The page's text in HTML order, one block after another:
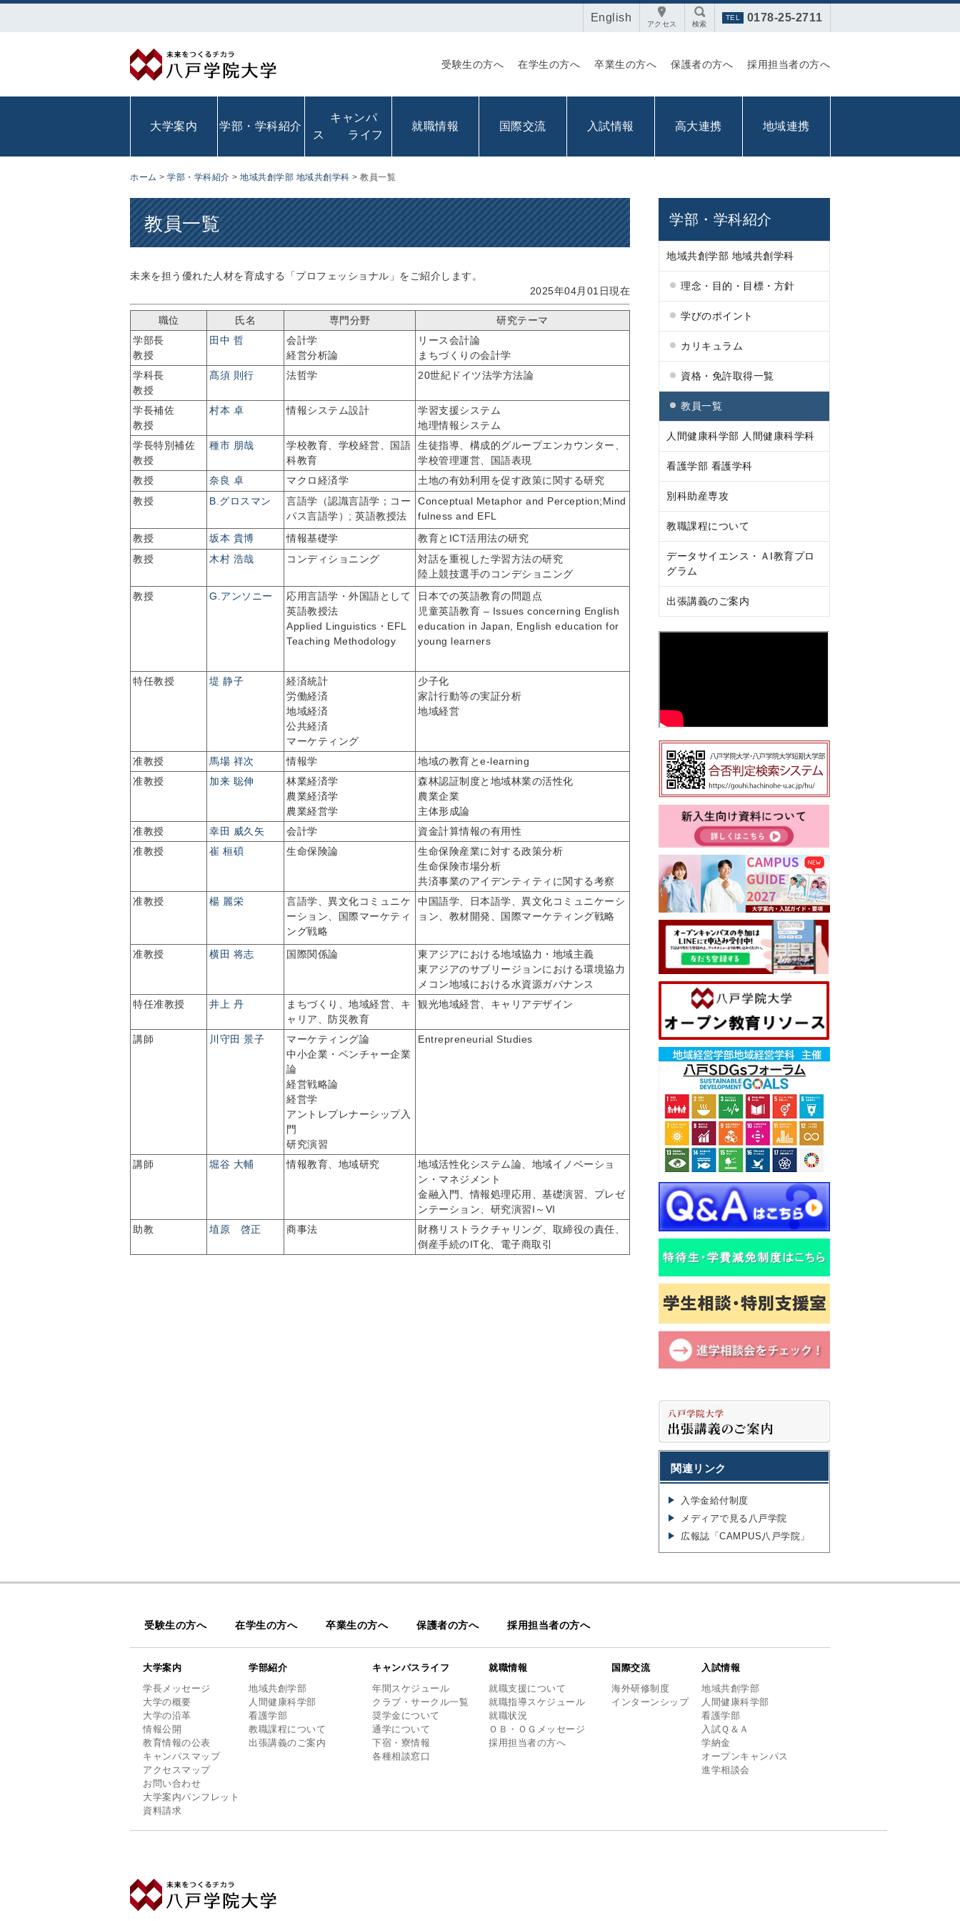
0178-25-2711
検索
English
アクセス
受験生の方へ 在学生の方へ 卒業生の方へ 保護者の方へ 採用担当者の方へ
大学案内 学部・学科紹介
キャンパ
ス ライフ
就職情報 国際交流 入試情報 高大連携 地域連携
ホーム > 学部・学科紹介 > 地域共創学部 地域共創学科 > 教員一覧
教員一覧
未来を担う優れた人材を育成する「プロフェッショナル」をご紹介します。
2025年04月01日現在
職位 氏名 専門分野
研究テーマ
学部長
教授
田中 哲
会計学
経営分析論
リース会計論
まちづくりの会計学
学科長
教授
髙須 則行 法哲学 20世紀ドイツ法学方法論
学長補佐
教授
村本 卓 情報システム設計
学習支援システム
地理情報システム
学長特別補佐
教授
種市 朋哉
学校教育、学校経営、国語
科教育
生徒指導、構成的グループエンカウンター、
学校管理運営、国語表現
教授
奈良 卓 マクロ経済学
土地の有効利用を促す政策に関する研究
教授
B.グロスマン
言語学（認識言語学；コー
パス言語学）; 英語教授法
Conceptual Metaphor and Perception;Mind
fulness and EFL
教授
坂本 貴博 情報基礎学
教育とICT活用法の研究
教授
木村 浩哉 コンディショニング
対話を重視した学習方法の研究
陸上競技選手のコンデショニング
教授
G.アンソニー
応用言語学・外国語として
英語教授法
Applied Linguistics・EFL
Teaching Methodology
日本での英語教育の問題点
児童英語教育 – Issues concerning English
education in Japan, English education for
young learners
特任教授 堤 静子
経済統計
労働経済
地域経済
公共経済
マーケティング
少子化
家計行動等の実証分析
地域経営
准教授 馬場 祥次 情報学
地域の教育とe-learning
准教授
加来 聡伸
林業経済学
農業経済学
農業経営学
森林認証制度と地域林業の活性化
農業企業
主体形成論
准教授
幸田 威久矢 会計学
資金計算情報の有用性
准教授
崔 桓碩 生命保険論
生命保険産業に対する政策分析
生命保険市場分析
共済事業のアイデンティティに関する考察
准教授
楊 麗栄
言語学、異文化コミュニケ
ーション、国際マーケティ
ング戦略
中国語学、日本語学、異文化コミュニケーシ
ョン、教材開発、国際マーケティング戦略
准教授 横田 将志 国際関係論
東アジアにおける地域協力・地域主義
東アジアのサブリージョンにおける環境協力
メコン地域における水資源ガバナンス
特任准教授
井上 丹
まちづくり、地域経営、キ
ャリア、防災教育
観光地域経営、キャリアデザイン
講師 川守田 景子
マーケティング論
中小企業・ベンチャー企業
論
経営戦略論
経営学
アントレプレナーシップ入
門
研究演習
Entrepreneurial Studies
講師 堀谷 大輔 情報教育、地域研究
地域活性化システム論、地域イノベーショ
ン・マネジメント
金融入門、情報処理応用、基礎演習、プレゼ
ンテーション、研究演習I～VI
助教
埴原 啓正 商事法
財務リストラクチャリング、取締役の責任、
倒産手続のIT化、電子商取引
学部・学科紹介
地域共創学部 地域共創学科
理念・目的・目標・方針
学びのポイント
カリキュラム
資格・免許取得一覧
教員一覧
人間健康科学部 人間健康科学科
看護学部 看護学科
別科助産専攻
教職課程について
データサイエンス・ＡI教育プロ
グラム
出張講義のご案内
関連リンク
入学金給付制度
メディアで見る八戸学院
広報誌「CAMPUS八戸学院」
受験生の方へ 在学生の方へ 卒業生の方へ 保護者の方へ 採用担当者の方へ
大学案内
学長メッセージ
大学の概要
大学の沿革
情報公開
教育情報の公表
キャンパスマップ
アクセスマップ
お問い合わせ
大学案内パンフレット
資料請求
学部紹介
地域共創学部
人間健康科学部
看護学部
教職課程について
出張講義のご案内
キャンパスライフ
年間スケジュール
クラブ・サークル一覧
奨学金について
通学について
下宿・寮情報
各種相談窓口
就職情報
就職支援について
就職指導スケジュール
就職状況
ＯＢ・ＯＧメッセージ
採用担当者の方へ
国際交流
海外研修制度
インターンシップ
入試情報
地域共創学部
人間健康科学部
看護学部
入試Ｑ＆Ａ
学納金
オープンキャンパス
進学相談会